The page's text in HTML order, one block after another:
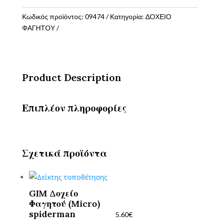
Κωδικός προϊόντος: 09474 Κατηγορία: ΔΟΧΕΙΟ
ΦΑΓΗΤΟΥ
Product Description
Επιπλέον πληροφορίες
Σχετικά προϊόντα
GIM Δοχείο
Φαγητού (Micro)
spiderman
5.60€